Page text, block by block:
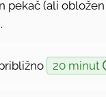
pekač (ali
20 minut